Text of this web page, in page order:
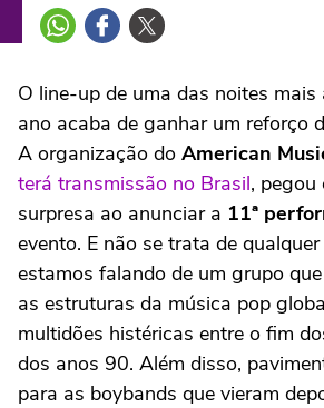
O line-up de uma das noites
ano acaba de ganhar um reforço
A organização do American
terá transmissão no Brasil, pegou
surpresa ao anunciar a 11ª
evento. E não se trata de
estamos falando de um grupo
as estruturas da música pop
multidões histéricas entre o fim
dos anos 90. Além disso,
para as boybands que vieram